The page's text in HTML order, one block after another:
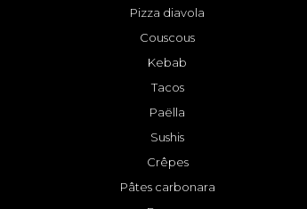
Pizza diavola
Couscous
Kebab
Tacos
Paëlla
Sushis
Crêpes
Pâtes carbonara